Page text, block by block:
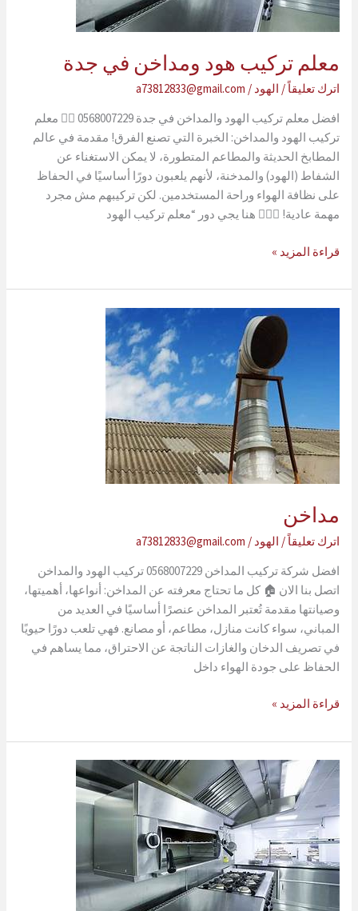
معلم تركيب هود ومداخن في جدة
اترك تعليقاً / الهود /
a73812833@gmail.com
افضل معلم تركيب الهود والمداخن في جدة 0568007229 👷‍♂️ معلم
تركيب الهود والمداخن: الخبرة التي تصنع الفرق! مقدمة في عالم
المطابخ الحديثة والمطاعم المتطورة، لا يمكن الاستغناء عن
الشفاط (الهود) والمدخنة، لأنهم يلعبون دورًا أساسيًا في الحفاظ
على نظافة الهواء وراحة المستخدمين. لكن تركيبهم مش مجرد
مهمة عادية! 👷‍♂️✨ هنا يجي دور “معلم تركيب الهود
معلم
هود
ومداخن
قراءة المزيد »
مداخن
اترك تعليقاً/ الهود /
a73812833@gmail.com
افضل شركة تركيب المداخن 0568007229 تركيب الهود والمداخن
اتصل بنا الان 🏠 كل ما تحتاج معرفته عن المداخن: أنواعها، أهميتها،
وصيانتها مقدمة تُعتبر المداخن عنصرًا أساسيًا في العديد من
المباني، سواء كانت منازل، مطاعم، أو مصانع. فهي تلعب دورًا حيويًا
في تصريف الدخان والغازات الناتجة عن الاحتراق، مما يساهم في
الحفاظ على جودة الهواء داخل
مداخن
قراءة المزيد »